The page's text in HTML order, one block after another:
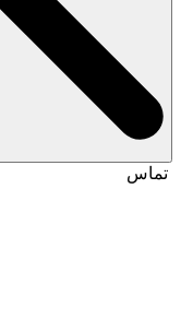
تماس